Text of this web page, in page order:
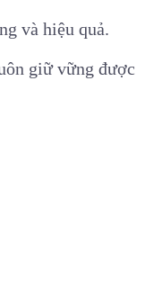
và hiệu quả.
giữ vững được